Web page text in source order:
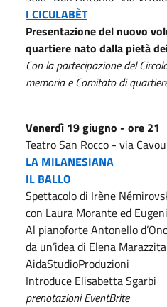
I CICULABÈT
Presentazione del nuovo
quartiere nato dalla pietà
Con la partecipazione del
memoria e Comitato di
Venerdì 19 giugno - ore 21
Teatro San Rocco - via
LA MILANESIANA
IL BALLO
Spettacolo di Irène
con Laura Morante ed
Al pianoforte Antonello
da un’idea di Elena Marazzita
AidaStudioProduzioni
Introduce Elisabetta Sgarbi
prenotazioni EventBrite